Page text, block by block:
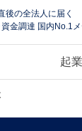
後の全法人に届く
資金調達 国内No.1
起